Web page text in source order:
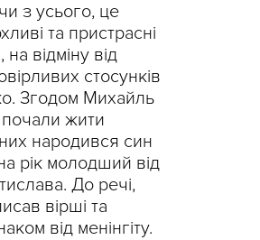
з усього, це
та пристрасні
на відміну від
стосунків
Згодом Михайль
почали жити
народився син
рік молодший від
До речі,
вірші та
від менінгіту.